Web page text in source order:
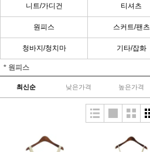
니트/가디건 티셔츠
원피스 스커트/팬츠
청바지/청치마 기타/잡화
* 원피스
최신순 낮은가격 높은가격